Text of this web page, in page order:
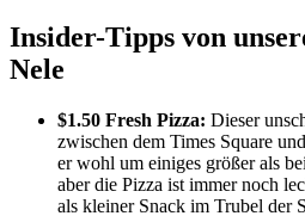
Insider-Tipps von
Nele
$1.50 Fresh Pizza: Dieser
zwischen dem Times Square
er wohl um einiges größer als
aber die Pizza ist immer noch
als kleiner Snack im Trubel der